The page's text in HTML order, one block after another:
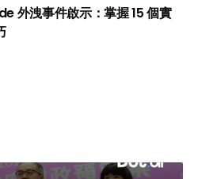
外洩事件啟示：掌握 15 個實